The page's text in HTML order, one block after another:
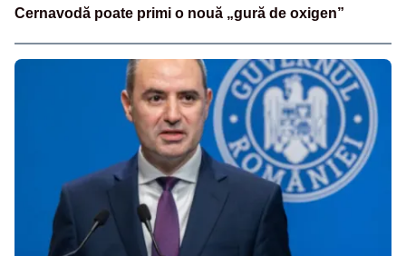
Cernavodă poate primi o nouă „gură de oxigen”